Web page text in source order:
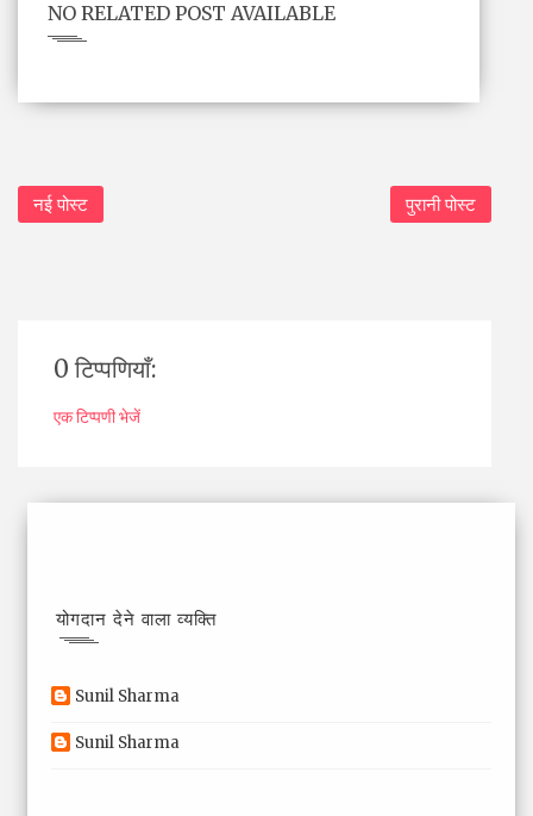
NO RELATED POST AVAILABLE
नई पोस्ट पुरानी पोस्ट
0 टिप्पणियाँ:
एक टिप्पणी भेजें
योगदान देने वाला व्यक्ति
Sunil Sharma
Sunil Sharma